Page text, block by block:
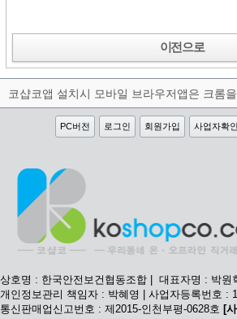
이전으로
PC버전 로그인 회원가입 사업자확인
상호명 : 한국안전보건협동조합 | 대표자명 : 박원
개인정보관리 책임자 : 박혜영 | 사업자등록번호 :
통신판매업신고번호 : 제2015-인천부평-0628호 [